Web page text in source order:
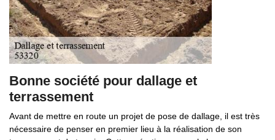
Bonne société pour dallage et
terrassement
Avant de mettre en route un projet de pose de dallage, il est très
nécessaire de penser en premier lieu à la réalisation de son